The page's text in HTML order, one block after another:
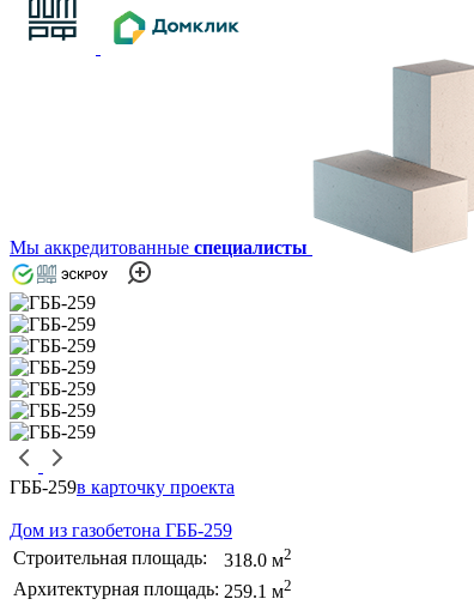
Мы аккредитованные специалисты
ГББ-259в карточку проекта
Дом из газобетона ГББ-259
Строительная площадь:
318.0 м2
Архитектурная площадь: 259.1 м2